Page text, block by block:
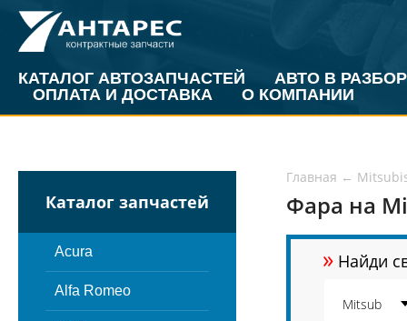
КАТАЛОГ АВТОЗАПЧАСТЕЙ
АВТО В РАЗБОР
ОПЛАТА И ДОСТАВКА
О КОМПАНИИ
Каталог запчастей
Acura
Alfa Romeo
Главная ←
Фара на
» Найди